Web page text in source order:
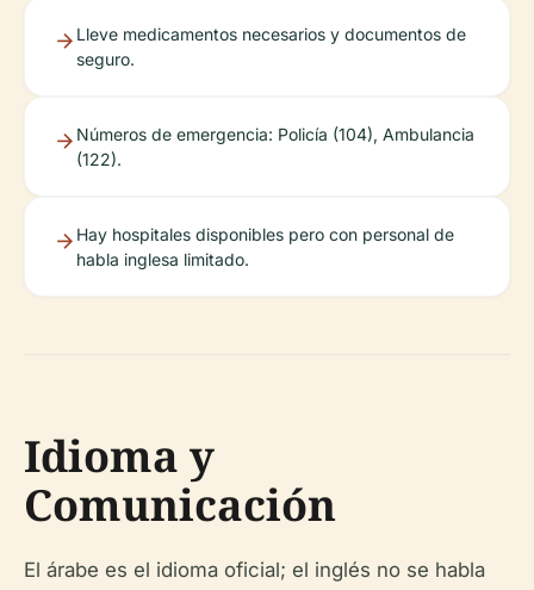
Lleve medicamentos necesarios y documentos de
seguro.
Números de emergencia: Policía (104), Ambulancia
(122).
Hay hospitales disponibles pero con personal de
habla inglesa limitado.
Idioma y
Comunicación
El árabe es el idioma oficial; el inglés no se habla